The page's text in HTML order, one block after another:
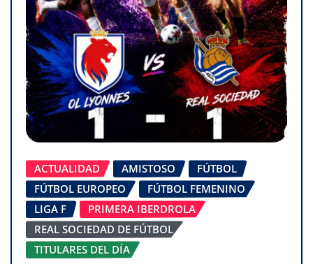
ACTUALIDAD AMISTOSO
FÚTBOL
FÚTBOL EUROPEO
FÚTBOL FEMENINO
LIGA F
PRIMERA IBERDROLA
REAL SOCIEDAD DE FÚTBOL
TITULARES DEL DÍA